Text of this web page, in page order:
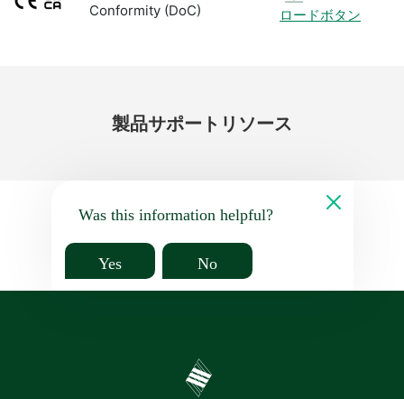
Conformity (DoC)
ロードボタン
製品サポート リソース
Was this information helpful?
Yes No